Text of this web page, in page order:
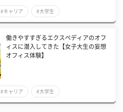
#キャリア #大学生
働きやすすぎるエクスペディアのオフ
ィスに潜入してきた【女子大生の妄想
オフィス体験】
#キャリア #大学生